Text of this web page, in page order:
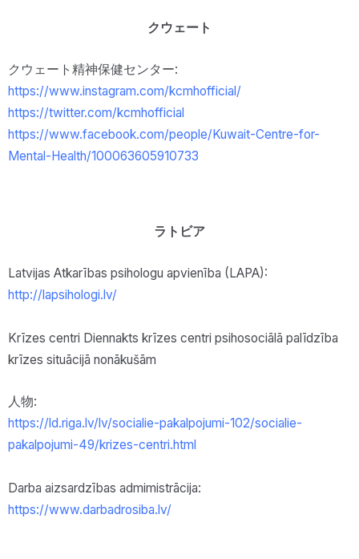
クウェート
クウェート精神保健センター:
https://www.instagram.com/kcmhofficial/
https://twitter.com/kcmhofficial
https://www.facebook.com/people/Kuwait-Centre-for-
Mental-Health/100063605910733
ラトビア
Latvijas Atkarības psihologu apvienība (LAPA):
http://lapsihologi.lv/
Krīzes centri Diennakts krīzes centri psihosociālā palīdzība
krīzes situācijā nonākušām
人物:
https://ld.riga.lv/lv/socialie-pakalpojumi-102/socialie-
pakalpojumi-49/krizes-centri.html
Darba aizsardzības admimistrācija:
https://www.darbadrosiba.lv/